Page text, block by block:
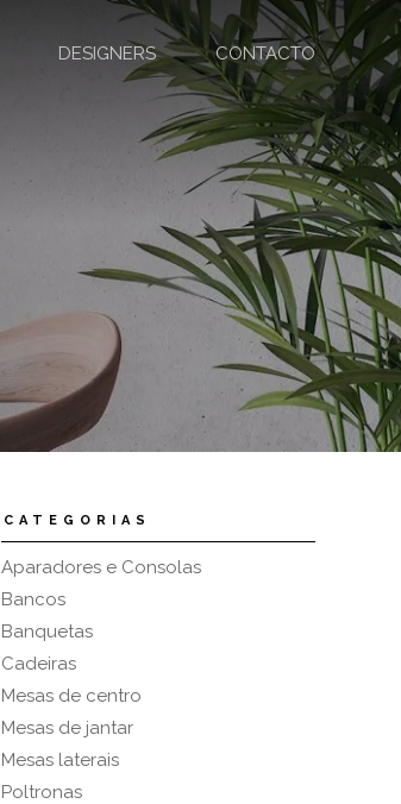
DESIGNERS CONTACTO
CATEGORIAS
Aparadores e Consolas
Bancos
Banquetas
Cadeiras
Mesas de centro
Mesas de jantar
Mesas laterais
Poltronas